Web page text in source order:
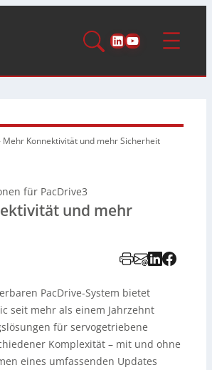
LinkedIn
YouTube
Mehr Konnektivität und mehr Sicherheit
für PacDrive3
und mehr
PacDrive-System bietet
seit mehr als einem Jahrzehnt
für servogetriebene
Komplexität – mit und ohne
eines umfassenden Updates